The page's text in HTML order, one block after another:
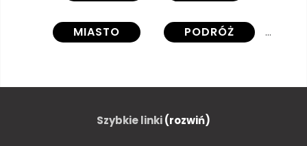
MIASTO PODRÓŻ
ARCHITEKTURA
Szybkie linki(rozwiń)